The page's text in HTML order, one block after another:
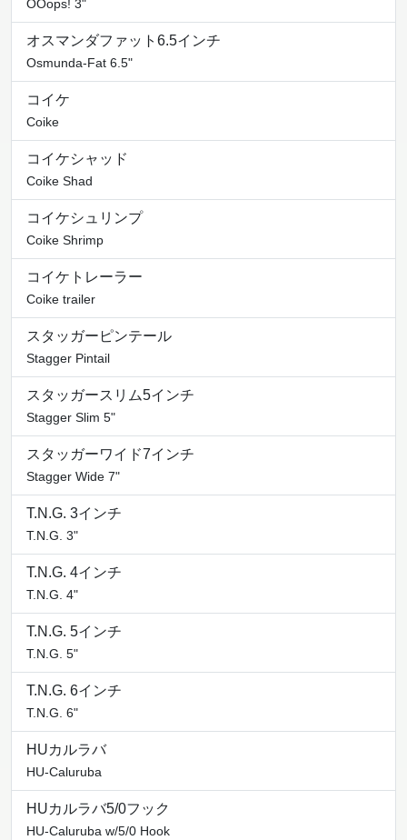
OOops! 3"
オスマンダファット6.5インチ
Osmunda-Fat 6.5"
コイケ
Coike
コイケシャッド
Coike Shad
コイケシュリンプ
Coike Shrimp
コイケトレーラー
Coike trailer
スタッガーピンテール
Stagger Pintail
スタッガースリム5インチ
Stagger Slim 5"
スタッガーワイド7インチ
Stagger Wide 7"
T.N.G. 3インチ
T.N.G. 3"
T.N.G. 4インチ
T.N.G. 4"
T.N.G. 5インチ
T.N.G. 5"
T.N.G. 6インチ
T.N.G. 6"
HUカルラバ
HU-Caluruba
HUカルラバ5/0フック
HU-Caluruba w/5/0 Hook